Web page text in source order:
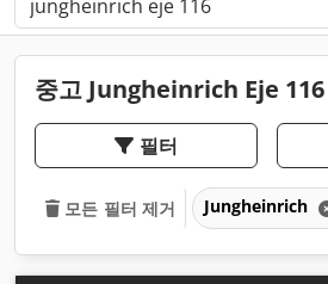
중고 Jungheinrich Eje 116
필터
모든 필터 제거 Jungheinrich